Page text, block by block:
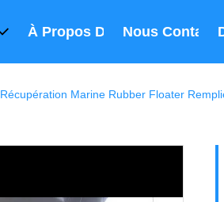
À Propos De Nous
Nous
Récupération Marine Rubber Floater